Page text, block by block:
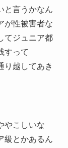
と言うかなん
が性被害者な
てジュニア都
すって
り越してあき
やこしいな
級とかあるん